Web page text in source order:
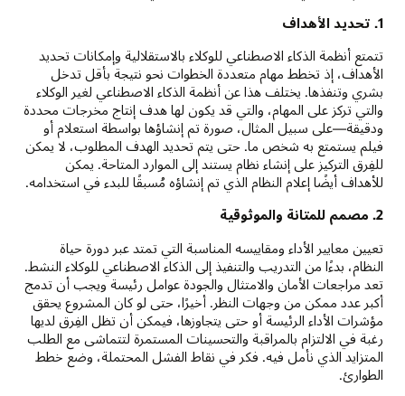
1. تحديد الأهداف
تتمتع أنظمة الذكاء الاصطناعي للوكلاء بالاستقلالية وإمكانات تحديد
الأهداف، إذ تخطط مهام متعددة الخطوات نحو نتيجة بأقل تدخل
بشري وتنفذها. يختلف هذا عن أنظمة الذكاء الاصطناعي لغير الوكلاء
والتي تركز على المهام، والتي قد يكون لها هدف إنتاج مخرجات محددة
ودقيقة—على سبيل المثال، صورة تم إنشاؤها بواسطة استعلام أو
فيلم يستمتع به شخص ما. حتى يتم تحديد الهدف المطلوب، لا يمكن
للفِرق التركيز على إنشاء نظام يستند إلى الموارد المتاحة. يمكن
للأهداف أيضًا إعلام النظام الذي تم إنشاؤه مُسبقًا للبدء في استخدامه.
2. مصمم للمتانة والموثوقية
تعيين معايير الأداء ومقاييسه المناسبة التي تمتد عبر دورة حياة
النظام، بدءًا من التدريب والتنفيذ إلى الذكاء الاصطناعي للوكلاء النشط.
تعد مراجعات الأمان والامتثال والجودة عوامل رئيسة ويجب أن تدمج
أكبر عدد ممكن من وجهات النظر. أخيرًا، حتى لو كان المشروع يحقق
مؤشرات الأداء الرئيسة أو حتى يتجاوزها، فيمكن أن تظل الفِرق لديها
رغبة في الالتزام بالمراقبة والتحسينات المستمرة لتتماشى مع الطلب
المتزايد الذي نأمل فيه. فكر في نقاط الفشل المحتملة، وضع خطط
الطوارئ.